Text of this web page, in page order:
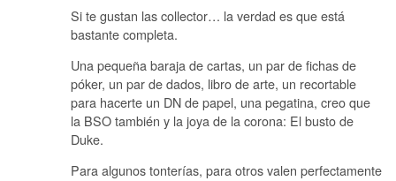
Si te gustan las collector… la verdad es que está
bastante completa.
Una pequeña baraja de cartas, un par de fichas de
póker, un par de dados, libro de arte, un recortable
para hacerte un DN de papel, una pegatina, creo que
la BSO también y la joya de la corona: El busto de
Duke.
Para algunos tonterías, para otros valen perfectamente